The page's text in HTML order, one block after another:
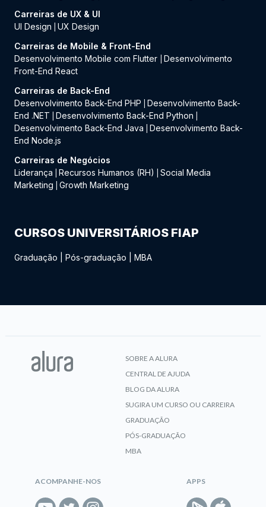
Carreiras de UX & UI
UI Design
UX Design
Carreiras de Mobile & Front-End
Desenvolvimento Mobile com Flutter
Desenvolvimento
Front-End React
Carreiras de Back-End
Desenvolvimento Back-End PHP
Desenvolvimento Back-
End .NET
Desenvolvimento Back-End Python
Desenvolvimento Back-End Java
Desenvolvimento Back-
End Node.js
Carreiras de Negócios
Liderança
Recursos Humanos (RH)
Social Media
Marketing
Growth Marketing
CURSOS UNIVERSITÁRIOS FIAP
Graduação Pós-graduação MBA
SOBRE A ALURA
CENTRAL DE AJUDA
BLOG DA ALURA
SUGIRA UM CURSO OU CARREIRA
GRADUAÇÃO
PÓS-GRADUAÇÃO
MBA
ACOMPANHE-NOS APPS